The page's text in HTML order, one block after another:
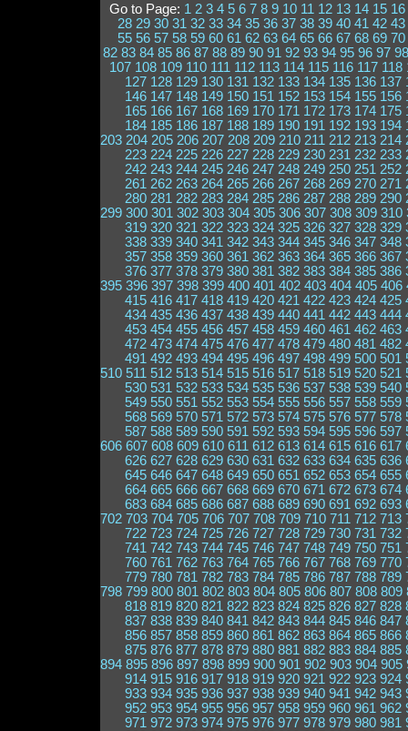
Go to Page: 1 2 3 4 5 6 7 8 9 10 11 12 13 14 15 16
28 29 30 31 32 33 34 35 36 37 38 39 40 41 42 43
55 56 57 58 59 60 61 62 63 64 65 66 67 68 69 70
82 83 84 85 86 87 88 89 90 91 92 93 94 95 96 97 98
107 108 109 110 111 112 113 114 115 116 117 118
127 128 129 130 131 132 133 134 135 136 137
146 147 148 149 150 151 152 153 154 155 156
165 166 167 168 169 170 171 172 173 174 175
184 185 186 187 188 189 190 191 192 193 194
203 204 205 206 207 208 209 210 211 212 213 214
223 224 225 226 227 228 229 230 231 232 233
242 243 244 245 246 247 248 249 250 251 252
261 262 263 264 265 266 267 268 269 270 271
280 281 282 283 284 285 286 287 288 289 290
299 300 301 302 303 304 305 306 307 308 309 310
319 320 321 322 323 324 325 326 327 328 329
338 339 340 341 342 343 344 345 346 347 348
357 358 359 360 361 362 363 364 365 366 367
376 377 378 379 380 381 382 383 384 385 386
395 396 397 398 399 400 401 402 403 404 405 406
415 416 417 418 419 420 421 422 423 424 425
434 435 436 437 438 439 440 441 442 443 444
453 454 455 456 457 458 459 460 461 462 463
472 473 474 475 476 477 478 479 480 481 482
491 492 493 494 495 496 497 498 499 500 501
510 511 512 513 514 515 516 517 518 519 520 521
530 531 532 533 534 535 536 537 538 539 540
549 550 551 552 553 554 555 556 557 558 559
568 569 570 571 572 573 574 575 576 577 578
587 588 589 590 591 592 593 594 595 596 597
606 607 608 609 610 611 612 613 614 615 616 617
626 627 628 629 630 631 632 633 634 635 636
645 646 647 648 649 650 651 652 653 654 655
664 665 666 667 668 669 670 671 672 673 674
683 684 685 686 687 688 689 690 691 692 693
702 703 704 705 706 707 708 709 710 711 712 713
722 723 724 725 726 727 728 729 730 731 732
741 742 743 744 745 746 747 748 749 750 751
760 761 762 763 764 765 766 767 768 769 770
779 780 781 782 783 784 785 786 787 788 789
798 799 800 801 802 803 804 805 806 807 808 809
818 819 820 821 822 823 824 825 826 827 828
837 838 839 840 841 842 843 844 845 846 847
856 857 858 859 860 861 862 863 864 865 866
875 876 877 878 879 880 881 882 883 884 885
894 895 896 897 898 899 900 901 902 903 904 905
914 915 916 917 918 919 920 921 922 923 924
933 934 935 936 937 938 939 940 941 942 943
952 953 954 955 956 957 958 959 960 961 962
971 972 973 974 975 976 977 978 979 980 981